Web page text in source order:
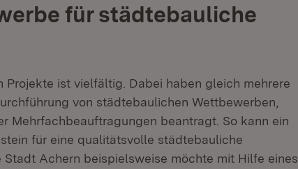
für städtebauliche
Projekte ist vielfältig. Dabei haben gleich mehrere
von städtebaulichen Wettbewerben,
Mehrfachbeauftragungen beantragt. So kann ein
für eine qualitätsvolle städtebauliche
Achern beispielsweise möchte mit Hilfe eines